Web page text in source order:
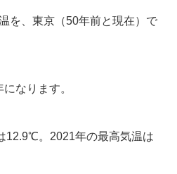
を、東京（50年前と現在）で
なります。
12.9℃。2021年の最高気温は